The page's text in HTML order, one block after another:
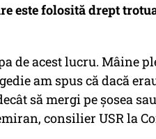
este folosită drept
de acest lucru. Mâine
am spus că dacă
să mergi pe șosea
consilier USR la